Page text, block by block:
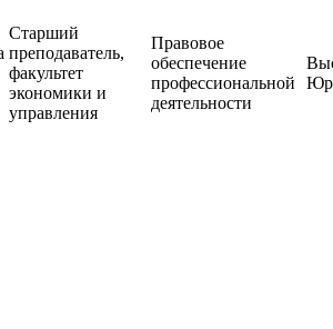
Старший
преподаватель,
факультет
экономики и
управления
Правовое
обеспечение
профессиональной
деятельности